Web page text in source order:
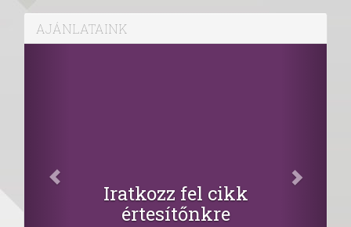
AJÁNLATAINK
Iratkozz fel cikk
értesítőnkre